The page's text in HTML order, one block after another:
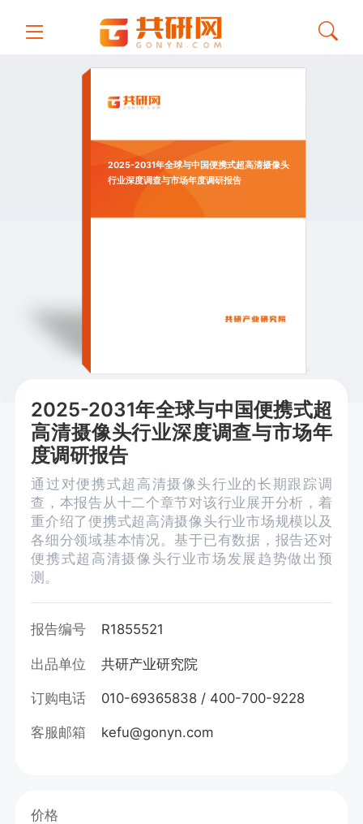
2025-2031年全球与中国便携式超高清摄像头
行业深度调查与市场年度调研报告
2025-2031年全球与中国便携式超
高清摄像头行业深度调查与市场年
度调研报告
通过对便携式超高清摄像头行业的长期跟踪调
查，本报告从十二个章节对该行业展开分析，着
重介绍了便携式超高清摄像头行业市场规模以及
各细分领域基本情况。基于已有数据，报告还对
便携式超高清摄像头行业市场发展趋势做出预
测。
报告编号 R1855521
出品单位 共研产业研究院
订购电话 010-69365838 / 400-700-9228
客服邮箱 kefu@gonyn.com
价格